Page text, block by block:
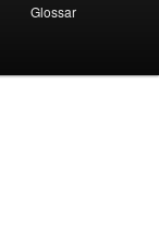
Glossar